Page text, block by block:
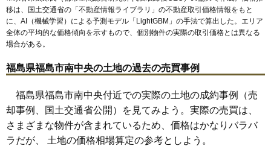
67 小倉寺 13万円 1,284万円 13.5%
68 南町 12万円 382万円 5.9%
69
70 沖高 12万円 637万円
72 下鳥渡 12万円 1,422万円 6.1%
73 渡利 11万円 768万円 3.1%
北矢野目 11万円
移は、国土交通省の「不動産情報ライブラリ 」の不動産取引価格情報をもと
に、AI（機械学習）による予測モデル「LightGBM」の手法で算出した。エリア
全体の平均的な価格傾向を示すもので、個別物件の実際の取引価格とは異なる
場合がある。
福島県福島市南中央の土地の過去の売買事例
福島県福島市南中央付近での実際の土地の成約事例（売
却事例、国土交通省公開）を見てみよう。実際の売買は、
さまざまな物件が含まれているため、価格はかなりバラバ
ラだが、 土地の価格相場算定の参考としよう。